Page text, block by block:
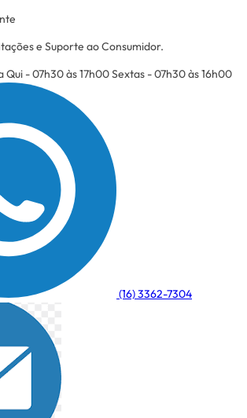
e Suporte ao Consumidor.
Qui - 07h30 às 17h00Sextas - 07h30 às 16h00
(16) 3362-7304